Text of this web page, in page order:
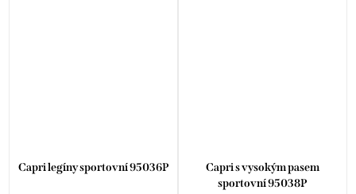
Capri legíny sportovní 95036P
Capri s vysokým pasem
sportovní 95038P